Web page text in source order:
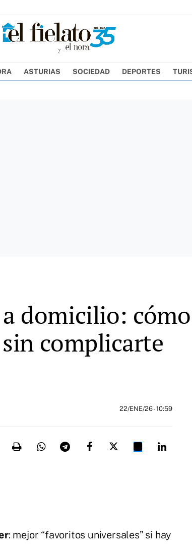
ASTURIAS SOCIEDAD DEPORTES
domicilio:
complicarte
22/ENE/26- 10:59
: mejor “favoritos universales” si hay